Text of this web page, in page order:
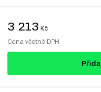
3 213 Kč
Cena včetně DPH